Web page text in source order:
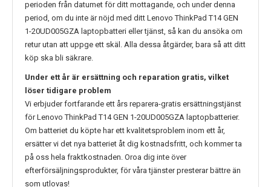
perioden från datumet för ditt mottagande, och under denna
period, om du inte är nöjd med ditt Lenovo ThinkPad T14 GEN
1-20UD005GZA laptopbatteri eller tjänst, så kan du ansöka om
retur utan att uppge ett skäl. Alla dessa åtgärder, bara så att ditt
köp ska bli säkrare.
Under ett år är ersättning och reparation gratis, vilket
löser tidigare problem
Vi erbjuder fortfarande ett års reparera-gratis ersättningstjänst
förLenovo ThinkPad T14 GEN 1-20UD005GZA laptopbatterier.
Om batteriet du köpte har ett kvalitetsproblem inom ett år,
ersätter vi det nya batteriet åt dig kostnadsfritt, och kommer ta
på oss hela fraktkostnaden. Oroa dig inte över
efterförsäljningsprodukter, för våra tjänster presterar bättre än
som utlovas!